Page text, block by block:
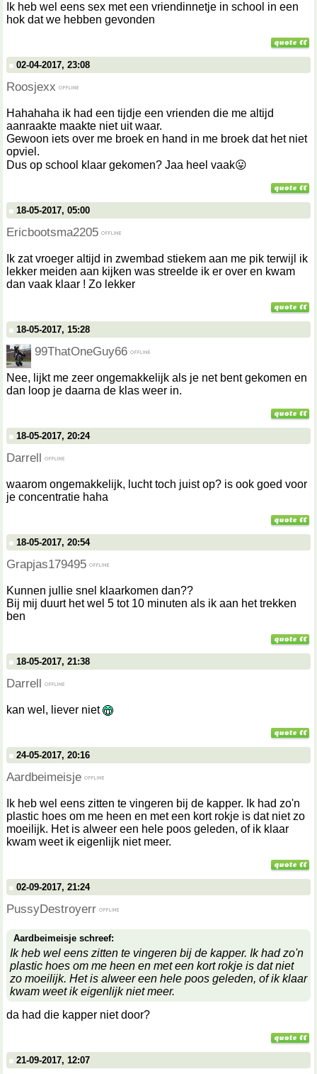
Ik heb wel eens sex met een vriendinnetje in school in een
hok dat we hebben gevonden
02-04-2017, 23:08
Roosjexx
Hahahaha ik had een tijdje een vrienden die me altijd
aanraakte maakte niet uit waar.
Gewoon iets over me broek en hand in me broek dat het niet
opviel.
Dus op school klaar gekomen? Jaa heel vaak😛
18-05-2017, 05:00
Ericbootsma2205
Ik zat vroeger altijd in zwembad stiekem aan me pik terwijl ik
lekker meiden aan kijken was streelde ik er over en kwam
dan vaak klaar ! Zo lekker
18-05-2017, 15:28
99ThatOneGuy66
Nee, lijkt me zeer ongemakkelijk als je net bent gekomen en
dan loop je daarna de klas weer in.
18-05-2017, 20:24
Darrell
waarom ongemakkelijk, lucht toch juist op? is ook goed voor
je concentratie haha
18-05-2017, 20:54
Grapjas179495
Kunnen jullie snel klaarkomen dan??
Bij mij duurt het wel 5 tot 10 minuten als ik aan het trekken
ben
18-05-2017, 21:38
Darrell
kan wel, liever niet
24-05-2017, 20:16
Aardbeimeisje
Ik heb wel eens zitten te vingeren bij de kapper. Ik had zo'n
plastic hoes om me heen en met een kort rokje is dat niet zo
moeilijk. Het is alweer een hele poos geleden, of ik klaar
kwam weet ik eigenlijk niet meer.
02-09-2017, 21:24
PussyDestroyerr
Aardbeimeisje schreef:
Ik heb wel eens zitten te vingeren bij de kapper. Ik had zo'n
plastic hoes om me heen en met een kort rokje is dat niet
zo moeilijk. Het is alweer een hele poos geleden, of ik klaar
kwam weet ik eigenlijk niet meer.
da had die kapper niet door?
21-09-2017, 12:07